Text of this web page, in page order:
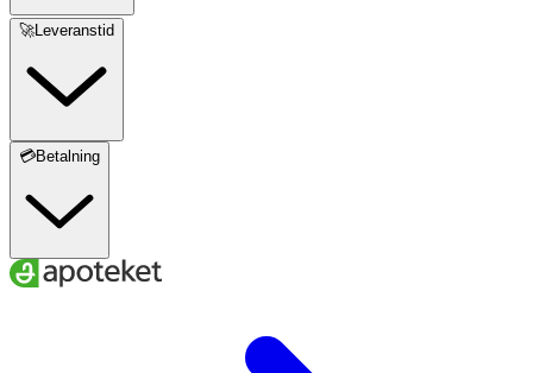
🚀Leveranstid
💳Betalning